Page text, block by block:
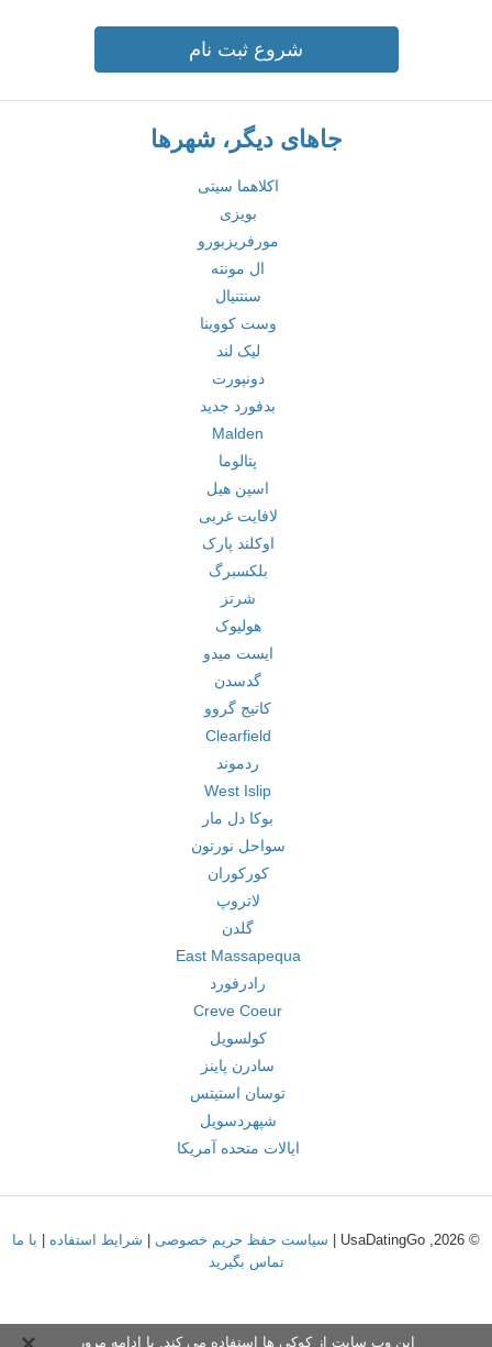
شروع ثبت نام
جاهای دیگر، شهرها
اکلاهما سیتی
بویزی
مورفریزبورو
ال مونته
سنتنیال
وست کووینا
لیک لند
دونپورت
بدفورد جدید
Malden
پتالوما
اسپن هیل
لافایت غربی
اوکلند پارک
بلکسبرگ
شرتز
هولیوک
ایست میدو
گدسدن
کاتیج گروو
Clearfield
ردموند
West Islip
بوکا دل مار
سواحل نورتون
کورکوران
لاتروپ
گلدن
East Massapequa
رادرفورد
Creve Coeur
کولسویل
سادرن پاینز
توسان استیتس
شپهردسویل
ایالات متحده آمریکا
© 2026, UsaDatingGo | سیاست حفظ حریم خصوصی شرایط استفاده
با ما
تماس بگیرید
این وب سایت از کوکی ها استفاده می کند. با ادامه مرور